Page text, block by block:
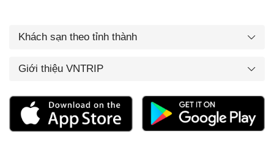
Khách sạn theo tỉnh thành
Giới thiệu VNTRIP